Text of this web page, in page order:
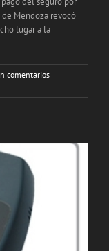
de Mendoza revocó
lugar a la
comentarios